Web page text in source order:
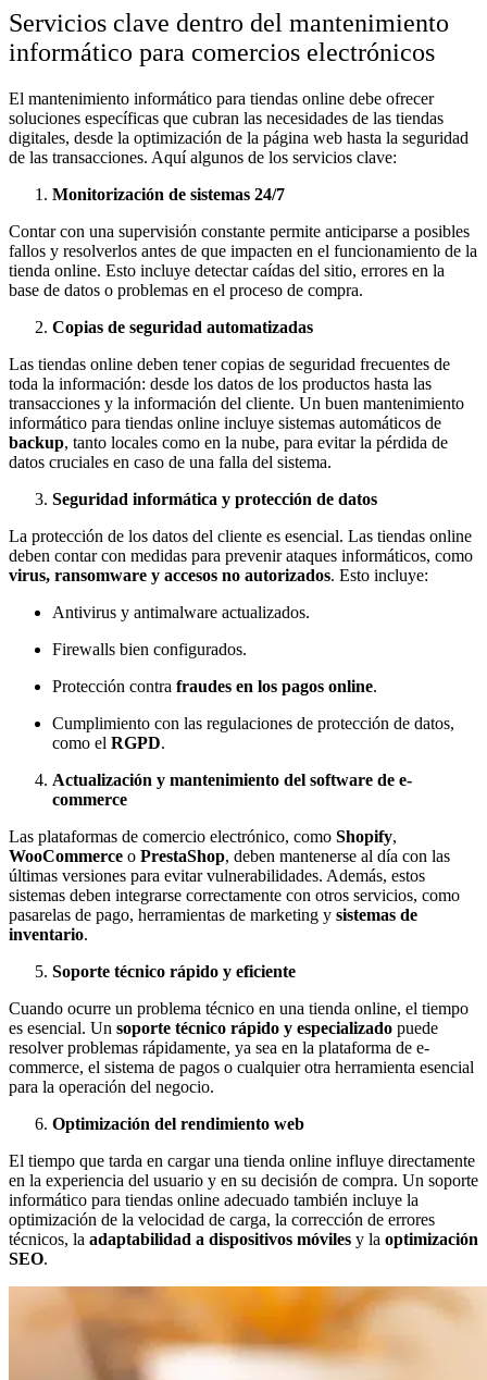
Servicios clave dentro del mantenimiento
informático para comercios electrónicos
El mantenimiento informático para tiendas online debe ofrecer
soluciones específicas que cubran las necesidades de las tiendas
digitales, desde la optimización de la página web hasta la seguridad
de las transacciones. Aquí algunos de los servicios clave:
Monitorización de sistemas 24/7
Contar con una supervisión constante permite anticiparse a posibles
fallos y resolverlos antes de que impacten en el funcionamiento de la
tienda online. Esto incluye detectar caídas del sitio, errores en la
base de datos o problemas en el proceso de compra.
Copias de seguridad automatizadas
Las tiendas online deben tener copias de seguridad frecuentes de
toda la información: desde los datos de los productos hasta las
transacciones y la información del cliente. Un buen mantenimiento
informático para tiendas online incluye sistemas automáticos de
backup, tanto locales como en la nube, para evitar la pérdida de
datos cruciales en caso de una falla del sistema.
Seguridad informática y protección de datos
La protección de los datos del cliente es esencial. Las tiendas online
deben contar con medidas para prevenir ataques informáticos, como
virus, ransomware y accesos no autorizados. Esto incluye:
Antivirus y antimalware actualizados.
Firewalls bien configurados.
Protección contra fraudes en los pagos online.
Cumplimiento con las regulaciones de protección de datos,
como el RGPD.
Actualización y mantenimiento del software de e-
commerce
Las plataformas de comercio electrónico, como Shopify,
WooCommerce o PrestaShop, deben mantenerse al día con las
últimas versiones para evitar vulnerabilidades. Además, estos
sistemas deben integrarse correctamente con otros servicios, como
pasarelas de pago, herramientas de marketing y sistemas de
inventario.
Soporte técnico rápido y eficiente
Cuando ocurre un problema técnico en una tienda online, el tiempo
es esencial. Un soporte técnico rápido y especializado puede
resolver problemas rápidamente, ya sea en la plataforma de e-
commerce, el sistema de pagos o cualquier otra herramienta esencial
para la operación del negocio.
Optimización del rendimiento web
El tiempo que tarda en cargar una tienda online influye directamente
en la experiencia del usuario y en su decisión de compra. Un soporte
informático para tiendas online adecuado también incluye la
optimización de la velocidad de carga, la corrección de errores
técnicos, la adaptabilidad a dispositivos móviles y la optimización
SEO.